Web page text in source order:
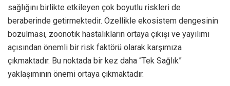
sağlığını birlikte etkileyen çok boyutlu riskleri de
beraberinde getirmektedir. Özellikle ekosistem dengesinin
bozulması, zoonotik hastalıkların ortaya çıkışı ve yayılımı
açısından önemli bir risk faktörü olarak karşımıza
çıkmaktadır. Bu noktada bir kez daha “Tek Sağlık”
yaklaşımının önemi ortaya çıkmaktadır.